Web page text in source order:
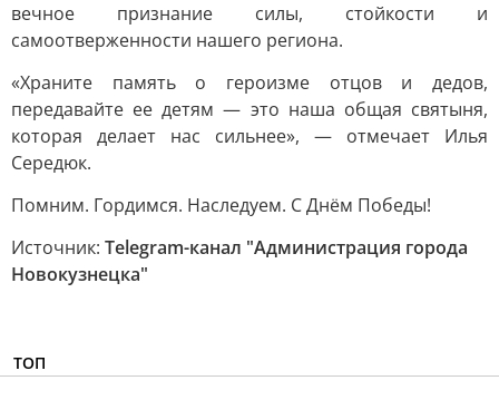
вечное признание силы, стойкости и
самоотверженности нашего региона.
«Храните память о героизме отцов и дедов,
передавайте ее детям — это наша общая святыня,
которая делает нас сильнее», — отмечает Илья
Середюк.
Помним. Гордимся. Наследуем. С Днём Победы!
Источник: Telegram-канал "Администрация города
Новокузнецка"
ТОП